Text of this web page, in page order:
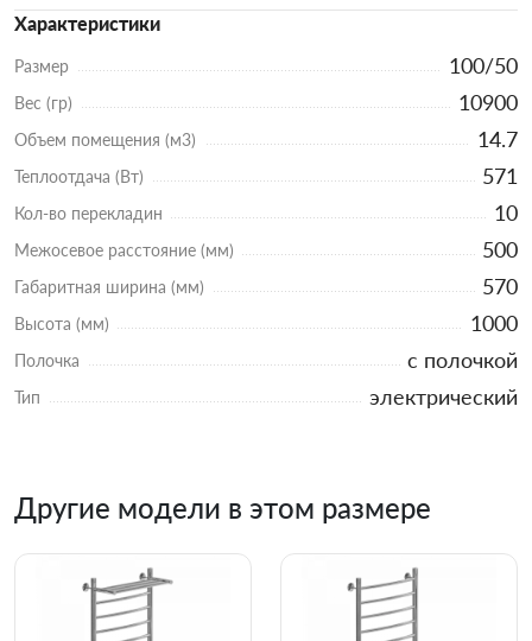
Характеристики
Размер 100/50
Вес (гр) 10900
Объем помещения (м3) 14.7
Теплоотдача (Вт) 571
Кол-во перекладин 10
Межосевое расстояние (мм) 500
Габаритная ширина (мм) 570
Высота (мм) 1000
Полочка с полочкой
Тип электрический
Другие модели в этом размере